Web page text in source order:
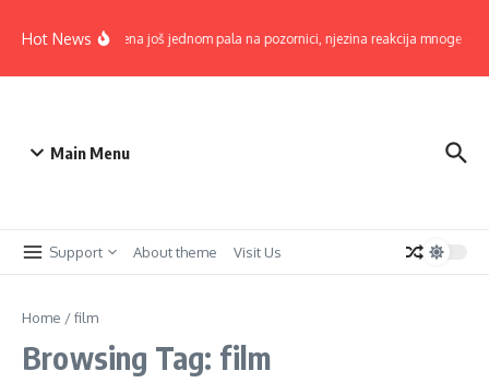
Hot NewsLepa Brena još jednom pala na pozornici, njezina reakcija mnoge
Main Menu
Support About theme Visit Us
Home /film
Browsing Tag: film